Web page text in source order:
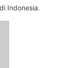
Indonesia.